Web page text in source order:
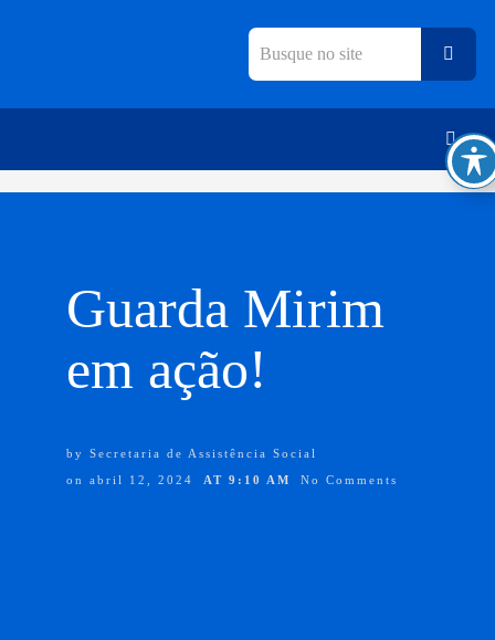
Guarda Mirim
em ação!
by Secretaria de Assistência Social
on
abril 12, 2024 AT 9:10 AM No Comments